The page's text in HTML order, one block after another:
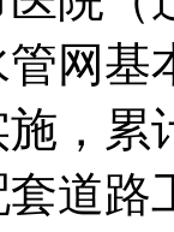
网
，累
道